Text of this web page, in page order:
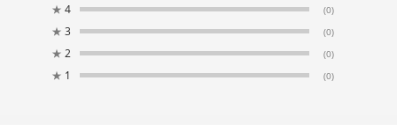
★ 4 (0)
★ 3 (0)
★ 2 (0)
★ 1 (0)